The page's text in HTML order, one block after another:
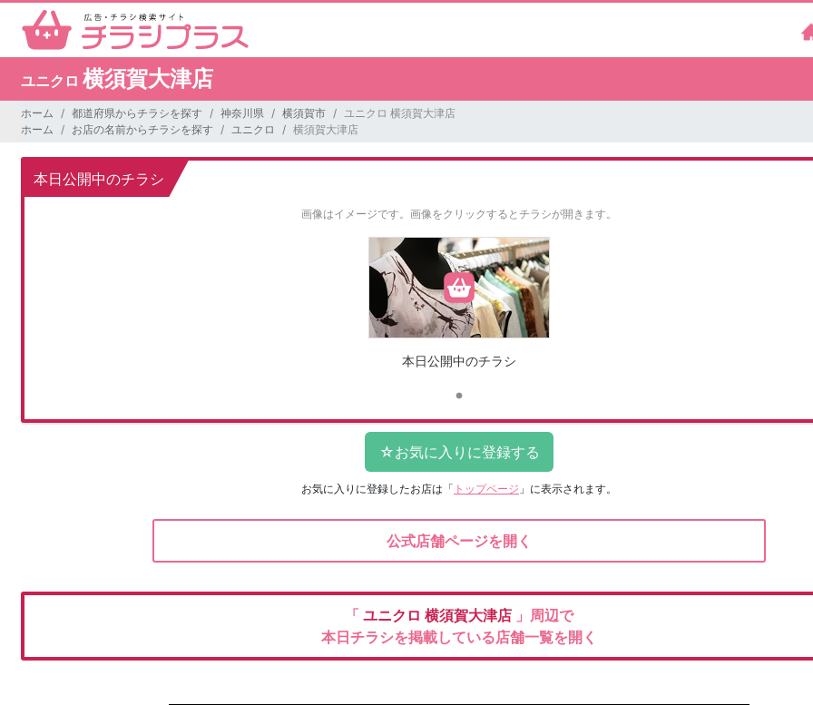
ユニクロ 横須賀大津店
ホーム 都道府県からチラシを探す 神奈川県 横須賀市
ユニクロ 横須賀大津店
ホーム
お店の名前からチラシを探す ユニクロ 横須賀大津店
本日公開中のチラシ
画像はイメージです。 画像をクリックするとチラシが開きます。
本日公開中のチラシ
お気に入りに登録したお店は 「 トップページ 」に表示されます。
公式店舗ページを開く
「 ユニクロ 横須賀大津店 」周辺で
本日チラシを掲載している店舗一覧を開く